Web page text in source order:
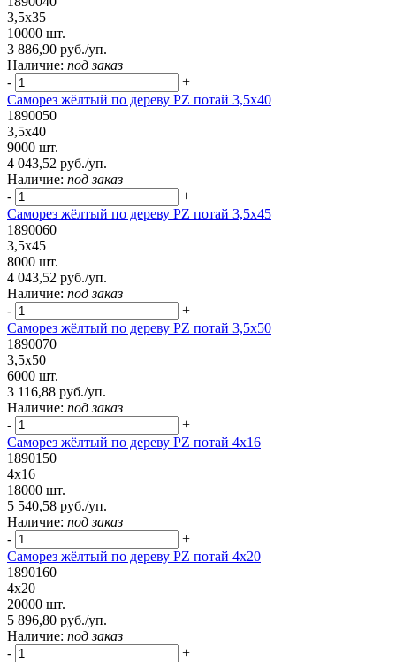
3,5х35
10000 шт.
3 886,90 руб./уп.
Наличие: под заказ
-
+
Саморез жёлтый по дереву PZ потай 3,5х40
1890050
3,5х40
9000 шт.
4 043,52 руб./уп.
Наличие: под заказ
-
+
Саморез жёлтый по дереву PZ потай 3,5х45
1890060
3,5х45
8000 шт.
4 043,52 руб./уп.
Наличие: под заказ
-
+
Саморез жёлтый по дереву PZ потай 3,5х50
1890070
3,5х50
6000 шт.
3 116,88 руб./уп.
Наличие: под заказ
-
+
Саморез жёлтый по дереву PZ потай 4х16
1890150
4х16
18000 шт.
5 540,58 руб./уп.
Наличие: под заказ
-
+
Саморез жёлтый по дереву PZ потай 4х20
1890160
4х20
20000 шт.
5 896,80 руб./уп.
Наличие: под заказ
-
+